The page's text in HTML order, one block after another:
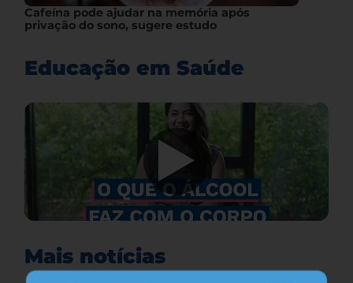
Cafeína pode ajudar na memória após
privação do sono, sugere estudo
Educação em Saúde
Mais notícias